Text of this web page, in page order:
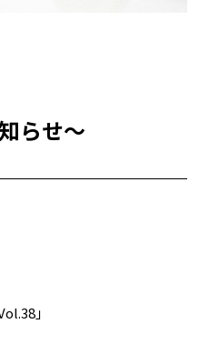
らせ〜
」